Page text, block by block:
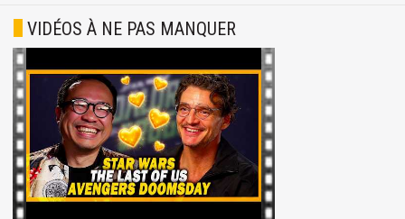
VIDÉOS À NE PAS MANQUER